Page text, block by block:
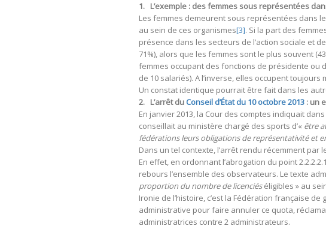
1. L’exemple : des femmes sous représentées
Les femmes demeurent sous représentées dans
au sein de ces organismes[3]. Si la part des
présence dans les secteurs de l’action sociale et
71%), alors que les femmes sont le plus souvent
femmes occupant des fonctions de présidente ou
de 10 salariés). A l’inverse, elles occupent
Un constat identique pourrait être fait dans les
2. L’arrêt du Conseil d’État du 10 octobre 2013 : un
En janvier 2013, la Cour des comptes indiquait
conseillait au ministère chargé des sports d’« être
fédérations leurs obligations de représentativité et
Dans un tel contexte, l’arrêt rendu récemment par
En effet, en ordonnant l’abrogation du point
rebours l’ensemble des observateurs. Le texte
proportion du nombre de licenciéséligibles » au
Ironie de l’histoire, c’est la Fédération française
administrative pour faire annuler ce quota,
administratrices contre 2 administrateurs.